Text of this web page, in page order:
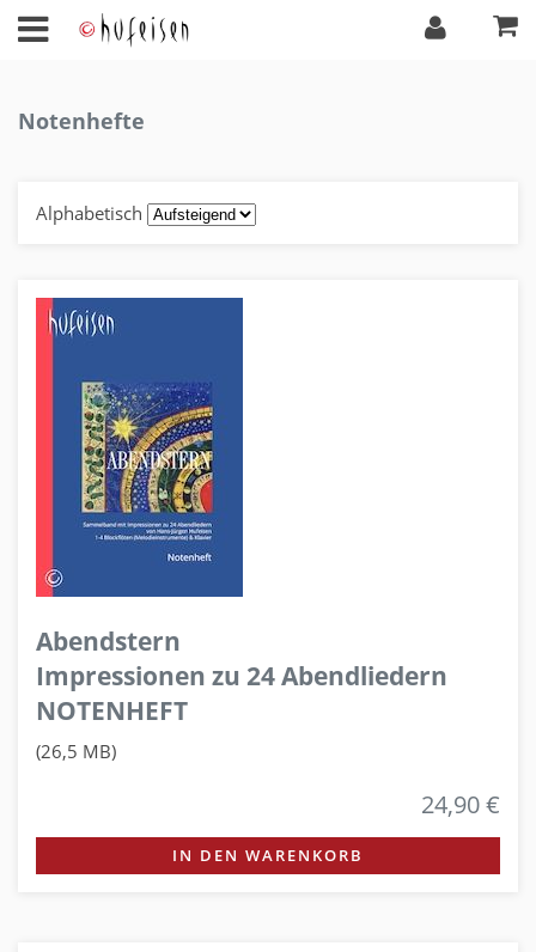
Notenhefte
Alphabetisch
Abendstern
Impressionen zu 24 Abendliedern
NOTENHEFT
(26,5 MB)
24,90 €
IN DEN WARENKORB